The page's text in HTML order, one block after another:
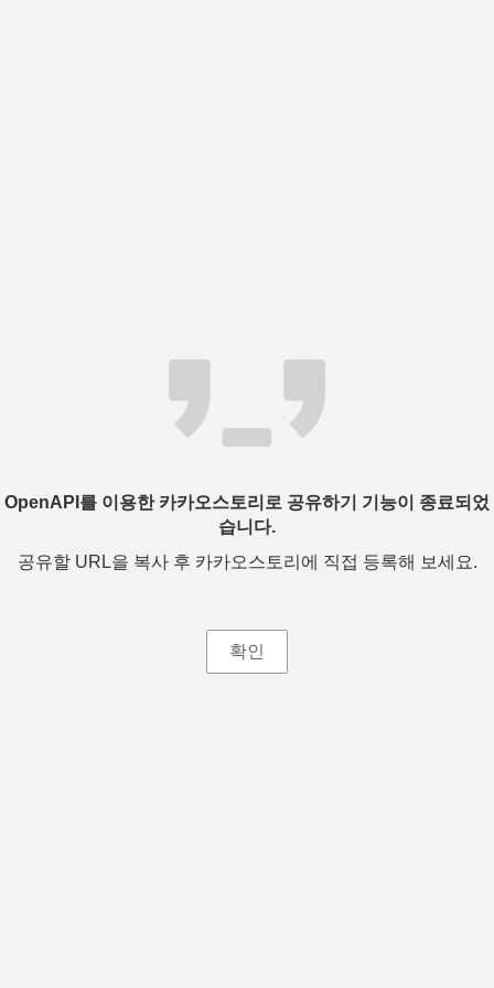
OpenAPI를 이용한 카카오스토리로 공유하기 기능이 종료되었
습니다.
공유할 URL을 복사 후 카카오스토리에 직접 등록해 보세요.
확인